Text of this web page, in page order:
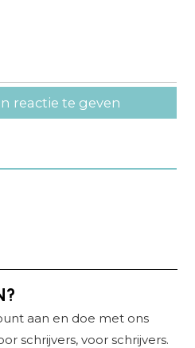
reactie te geven
aan en doe met ons
schrijvers, voor schrijvers.